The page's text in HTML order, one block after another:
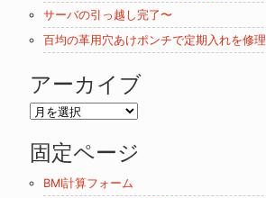
サーバの引っ越し完了〜
百均の革用穴あけポンチで定期入れを修理
アーカイブ
ア
カ
ブ
固定ページ
BMI計算フォーム